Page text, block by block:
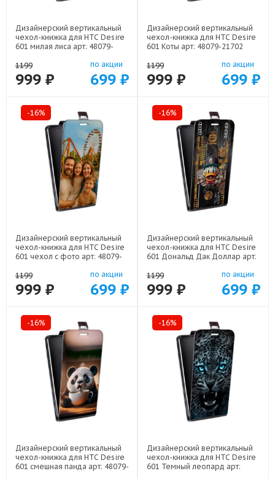
Дизайнерский вертикальный
чехол-книжка для HTC Desire
601 милая лиса арт: 48079-
1199
999 ₽
по акции
699 ₽
Дизайнерский вертикальный
чехол-книжка для HTC Desire
601 Коты арт: 48079-21702
1199
999 ₽
по акции
699 ₽
-16%
Дизайнерский вертикальный
чехол-книжка для HTC Desire
601 чехол с фото арт: 48079-
1199
999 ₽
по акции
699 ₽
-16%
Дизайнерский вертикальный
чехол-книжка для HTC Desire
601 Дональд Дак Доллар арт:
1199
999 ₽
по акции
699 ₽
-16%
Дизайнерский вертикальный
чехол-книжка для HTC Desire
601 смешная панда арт: 48079-
-16%
Дизайнерский вертикальный
чехол-книжка для HTC Desire
601 Темный леопард арт: